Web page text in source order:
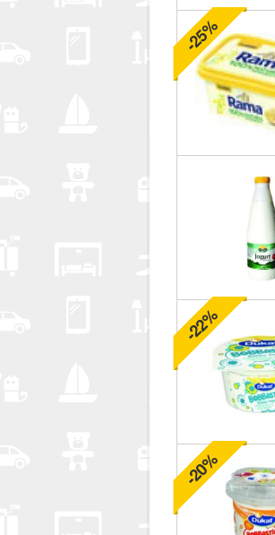
-25%
-22%
-20%